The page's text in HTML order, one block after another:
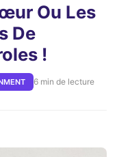
Ou Les
De
!
6 min de lecture